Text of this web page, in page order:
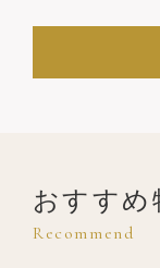
おすすめ
Recommend